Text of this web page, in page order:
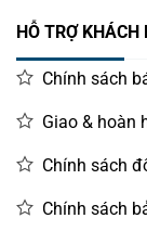
HỖ TRỢ KHÁCH
Chính sách
Giao & hoàn
Chính sách
Chính sách